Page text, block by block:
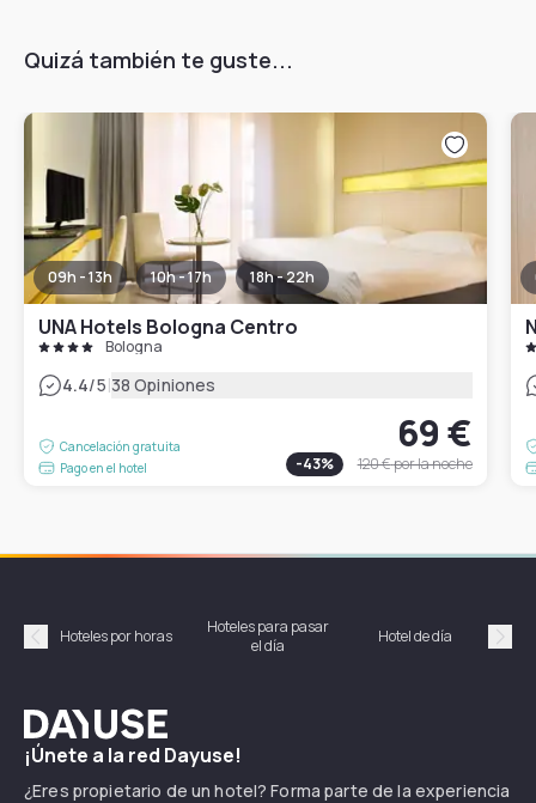
Quizá también te guste...
09h - 13h 10h - 17h 18h - 22h
UNA Hotels Bologna Centro
Bologna
4.4/5|38 Opiniones
Cancelación gratuita
Pago en el hotel
69 €
-43% 120 €por la noche
Précédent
Hoteles por horas
Hoteles para pasar
el día
Hotel de día
Dayuse
¡Únete a la red Dayuse!
¿Eres propietario de un hotel? Forma parte de la experiencia